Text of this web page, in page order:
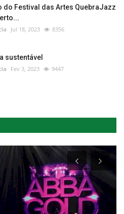
do Festival das Artes QuebraJazz
Jul 18, 2023 8356
sustentável
Fev 3, 2023 9447